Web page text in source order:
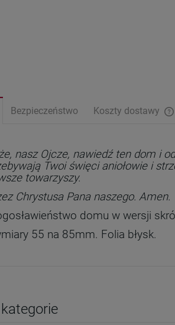
Bezpieczeństwo Koszty dostawy
nasz Ojcze, nawiedź ten dom i
Twoi święci aniołowie i
towarzyszy.
Chrystusa Pana naszego. Amen.
domu w wersji
55 na 85mm. Folia błysk.